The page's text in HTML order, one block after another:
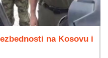
na Kosovu i